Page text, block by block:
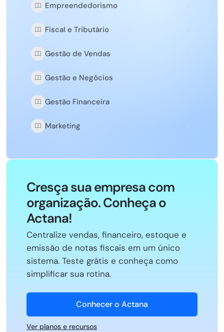
Empreendedorismo
Fiscal e Tributário
Gestão de Vendas
Gestão e Negócios
Gestão Financeira
Marketing
Cresça sua empresa com
organização. Conheça o
Actana!
Centralize vendas, financeiro, estoque e
emissão de notas fiscais em um único
sistema. Teste grátis e conheça como
simplificar sua rotina.
Conhecer o Actana
Ver planos e recursos